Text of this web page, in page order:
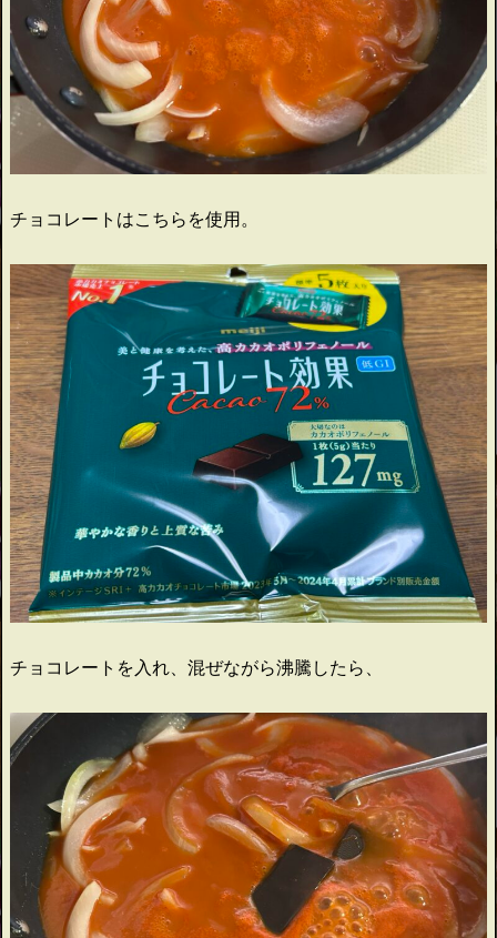
チョコレートはこちらを使用。
チョコレートを入れ、混ぜながら沸騰したら、